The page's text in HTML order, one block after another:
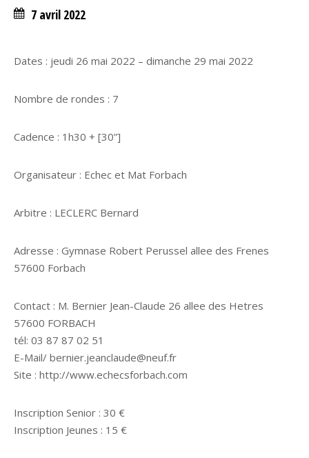
7 avril 2022
Dates : jeudi 26 mai 2022 – dimanche 29 mai 2022
Nombre de rondes : 7
Cadence : 1h30 + [30”]
Organisateur : Echec et Mat Forbach
Arbitre : LECLERC Bernard
Adresse : Gymnase Robert Perussel allee des Frenes
57600 Forbach
Contact : M. Bernier Jean-Claude 26 allee des Hetres
57600 FORBACH
tél: 03 87 87 02 51
E-Mail/ bernier.jeanclaude@neuf.fr
Site : http://www.echecsforbach.com
Inscription Senior : 30 €
Inscription Jeunes : 15 €